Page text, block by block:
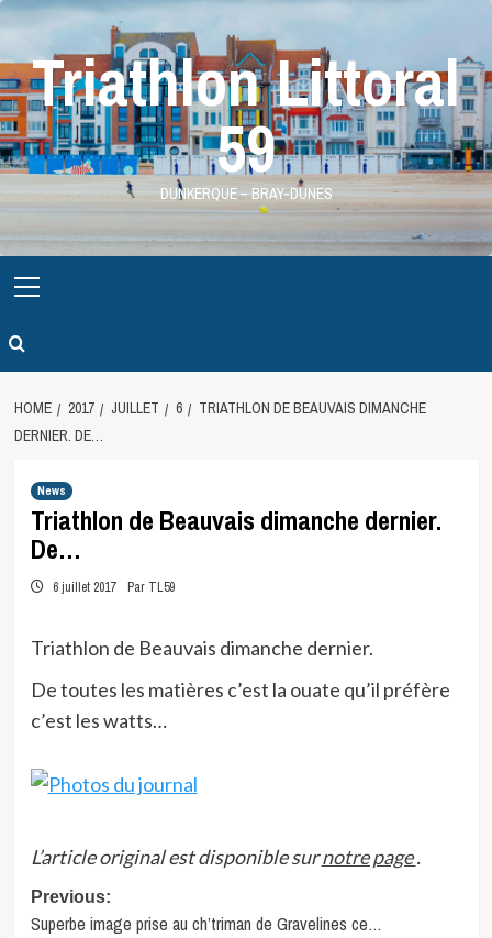
Skip
contentTriathlon Littoral
59
DUNKERQUE – BRAY-DUNES
Menu
HOME 2017 JUILLET 6
TRIATHLON DE BEAUVAIS DIMANCHE
DERNIER. DE…
News
Triathlon de Beauvais dimanche dernier.
De…
6 juillet 2017 Par TL59
Triathlon de Beauvais dimanche dernier.
De toutes les matières c’est la ouate qu’il préfère
c’est les watts…
L’article original est disponible surnotre page.
Post
Previous:
Superbe image prise au ch’triman de Gravelines ce…